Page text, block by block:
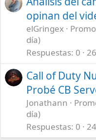
opinan del
elGringex
día)
Respuestas 0
Call of Duty
Probé CB
Jonathann
día)
Respuestas 0